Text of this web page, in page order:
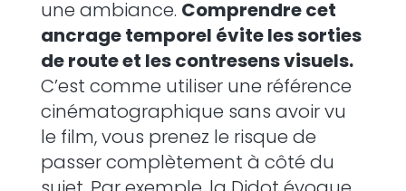
une ambiance. Comprendre cet
ancrage temporel évite les sorties
de route et les contresens visuels.
C’est comme utiliser une référence
cinématographique sans avoir vu
le film, vous prenez le risque de
passer complètement à côté du